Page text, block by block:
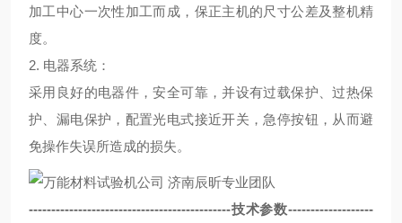
加工中心一次性加工而成，保正主机的尺寸公差及整机精
度。
2. 电器系统：
采用良好的电器件，安全可靠，并设有过载保护、过热保
护、漏电保护，配置光电式接近开关，急停按钮，从而避
免操作失误所造成的损失。
---------------------------------------------技术参数-------------------